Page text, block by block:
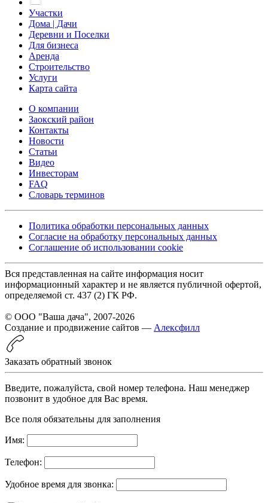
Участки
Дома | Дачи
Деревни и Поселки
Для бизнеса
Аренда
Строительство
Услуги
Карта сайта
О компании
Заокский район
Контакты
Новости
Статьи
Видео
Инвесторам
FAQ
Словарь терминов
Политика обработки персональных данных
Согласие на обработку персональных данных
Соглашение об использовании cookie
Вся представленная на сайте информация носит
информационный характер и не является публичной офертой,
определяемой ст. 437 (2) ГК РФ.
© ООО "Ваша дача", 2007-2026
Создание и продвижение сайтов — Алексфилл
Заказать обратный звонок
Введите, пожалуйста, свой номер телефона. Наш менеджер
позвонит в удобное для Вас время.
Все поля обязательны для заполнения
Имя:
Телефон:
Удобное время для звонка: